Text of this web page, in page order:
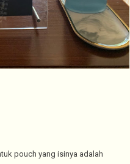
pouch yang isinya adalah